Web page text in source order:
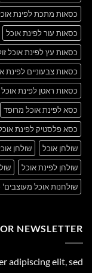
כסאות מתכת לפינת
כסאות עור לפינת אוכל
כסאות עץ לפינת אוכל
כסאות צבעוניים לפינת
כסאות ראטן לפינת אוכל
כסא לפינת אוכל מרופד
כסא פלסטיק לפינת
שולחן אוכל
שולחן
שולחן לפינת אוכל
שולחנות אוכל
NEWSLETTER
adipiscing elit, sed